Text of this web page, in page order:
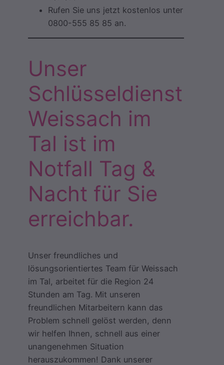
Rufen Sie uns jetzt kostenlos unter
0800-555 85 85 an.
Unser
Schlüsseldienst
Weissach im
Tal ist im
Notfall Tag &
Nacht für Sie
erreichbar.
Unser freundliches und
lösungsorientiertes Team für Weissach
im Tal, arbeitet für die Region 24
Stunden am Tag. Mit unseren
freundlichen Mitarbeitern kann das
Problem schnell gelöst werden, denn
wir helfen Ihnen, schnell aus einer
unangenehmen Situation
herauszukommen! Dank unserer